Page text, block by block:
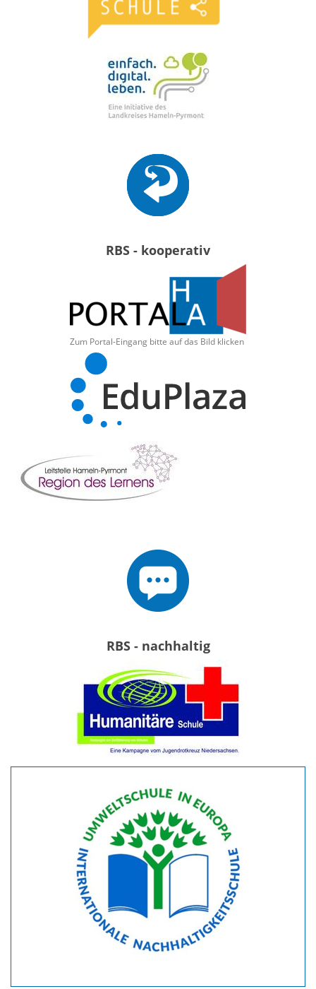
RBS - kooperativ
Zum Portal-Eingang bitte auf das Bild klicken
RBS - nachhaltig